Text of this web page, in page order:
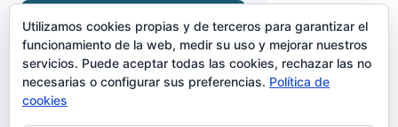
¡LO QUIERO!arrow_forward
CREADO POR
Utilizamos cookies propias y de terceros para garantizar el
funcionamiento de la web, medir su uso y mejorar nuestros
servicios. Puede aceptar todas las cookies, rechazar las no
necesarias o configurar sus preferencias. Política de
cookies